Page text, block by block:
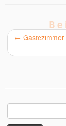
←
nach: